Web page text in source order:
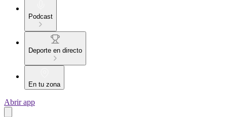
Podcast
Deporte en directo
En tu zona
Abrir app